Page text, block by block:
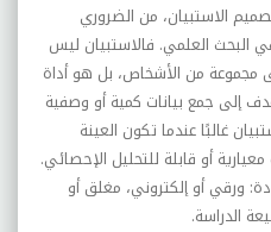
الاستبيان، من الضروري
البحث العلمي. فالاستبيان ليس
مجموعة من الأشخاص، بل هو أداة
إلى جمع بيانات كمية أو وصفية
غالبًا عندما تكون العينة
أو قابلة للتحليل الإحصائي.
ورقي أو إلكتروني، مغلق أو
الدراسة.